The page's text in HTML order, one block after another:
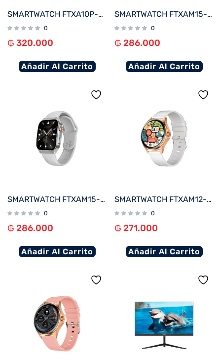
SMARTWATCH FTXA10P-SVW 48MM PLATA/GRIS ANDROID/IOS/BT/FREC. CARD
0
₲ 320.000
Añadir Al Carrito
SMARTWATCH FTXAM15-SVGRE 51MM PLATA/VERDE ANDROID/IOS/BT/FREC. CARD
0
₲ 286.000
Añadir Al Carrito
SMARTWATCH FTXAM15-SVW 51MM PLATA/GRIS ANDROID/IOS/BT/FREC. CARD
0
₲ 286.000
Añadir Al Carrito
SMARTWATCH FTXAM12-RGW 49MM ROSE GOLD/GRIS ANDROID/IOS/BT/FREC. CARD
0
₲ 271.000
Añadir Al Carrito